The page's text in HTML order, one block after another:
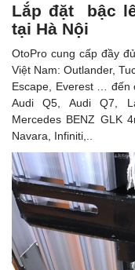
Lắp đặt bậc
tại Hà Nội
OtoPro cung cấp đầy đủ
Việt Nam: Outlander,
Escape, Everest … đến
Audi Q5, Audi Q7,
Mercedes BENZ GLK
Navara, Infiniti,..